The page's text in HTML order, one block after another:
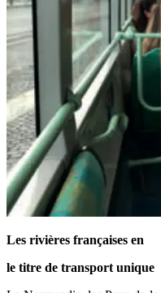
Les rivières françaises en
le titre de transport unique